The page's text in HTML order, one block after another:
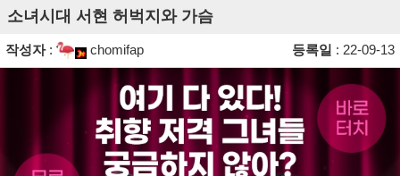
소녀시대 서현 허벅지와 가슴
작성자: chomifap 등록일 : 22-09-13